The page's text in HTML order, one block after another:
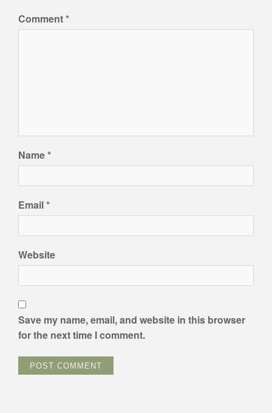
Comment*
Name*
Email*
Website
Save my name, email, and website in this browser
for the next time I comment.